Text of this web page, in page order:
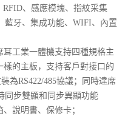
、感應模塊、指紋采集
藍牙、集成功能、WIFI、內置
工業一體機支持四種規格主
的主板，支持客戶對接口的
為RS422/485協議；同時達席
同步雙顯和同步異顯功能
說明書、保修卡；